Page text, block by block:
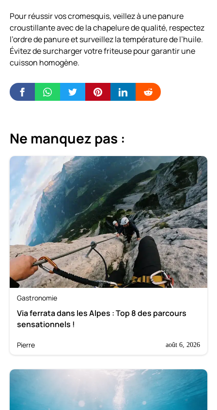
Pour réussir vos cromesquis, veillez à une panure
croustillante avec de la chapelure de qualité, respectez
l’ordre de panure et surveillez la température de l’huile.
Évitez de surcharger votre friteuse pour garantir une
cuisson homogène.
Ne manquez pas :
Gastronomie
Via ferrata dans les Alpes : Top 8 des parcours
sensationnels !
Pierre août 6, 2026